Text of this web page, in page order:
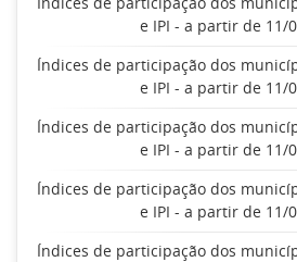
e IPI - a partir de 11/
Índices de participação dos
e IPI - a partir de 11/
Índices de participação dos
e IPI - a partir de 11/
Índices de participação dos
e IPI - a partir de 11/
Índices de participação dos